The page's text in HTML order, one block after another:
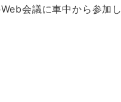
会議に車中から参加